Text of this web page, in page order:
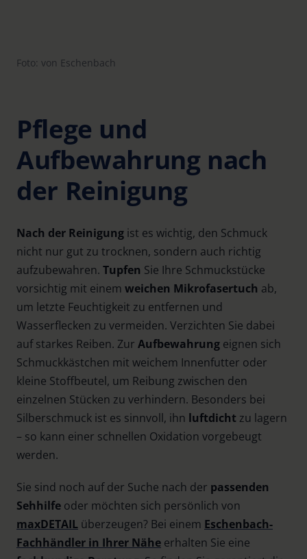
Foto: von Eschenbach
Pflege und
Aufbewahrung nach
der Reinigung
Nach der Reinigung ist es wichtig, den Schmuck
nicht nur gut zu trocknen, sondern auch richtig
aufzubewahren. Tupfen Sie Ihre Schmuckstücke
vorsichtig mit einem weichen Mikrofasertuch ab,
um letzte Feuchtigkeit zu entfernen und
Wasserflecken zu vermeiden. Verzichten Sie dabei
auf starkes Reiben. Zur Aufbewahrung eignen sich
Schmuckkästchen mit weichem Innenfutter oder
kleine Stoffbeutel, um Reibung zwischen den
einzelnen Stücken zu verhindern. Besonders bei
Silberschmuck ist es sinnvoll, ihn luftdicht zu lagern
– so kann einer schnellen Oxidation vorgebeugt
werden.
Sie sind noch auf der Suche nach der passenden
Sehhilfe oder möchten sich persönlich von
maxDETAIL überzeugen? Bei einem Eschenbach-
Fachhändler in Ihrer Nähe erhalten Sie eine